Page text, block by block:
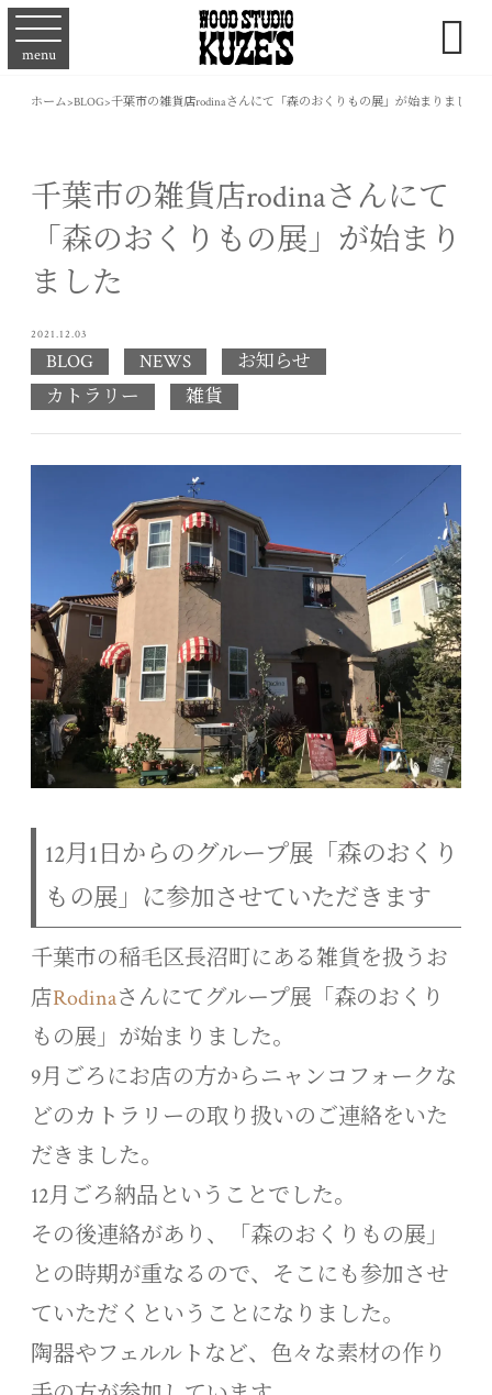
menu 
ホーム>BLOG>千葉市の雑貨店rodinaさんにて「森のおくりもの展」が始まりました
千葉市の雑貨店rodinaさんにて
「森のおくりもの展」が始まり
ました
2021.12.03
BLOG NEWS
お知らせ
カトラリー
雑貨
12月1日からのグループ展「森のおくり
もの展」に参加させていただきます
千葉市の稲毛区長沼町にある雑貨を扱うお
店Rodinaさんにてグループ展「森のおくり
もの展」が始まりました。
9月ごろにお店の方からニャンコフォークな
どのカトラリーの取り扱いのご連絡をいた
だきました。
12月ごろ納品ということでした。
その後連絡があり、「森のおくりもの展」
との時期が重なるので、そこにも参加させ
ていただくということになりました。
陶器やフェルルトなど、色々な素材の作り